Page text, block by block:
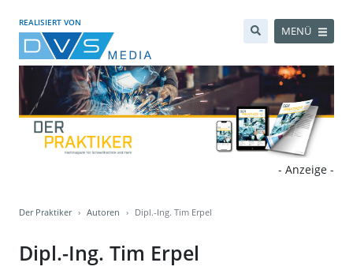
REALISIERT VON
MENÜ
- Anzeige -
Der Praktiker Autoren Dipl.-Ing. Tim Erpel
Dipl.-Ing. Tim Erpel